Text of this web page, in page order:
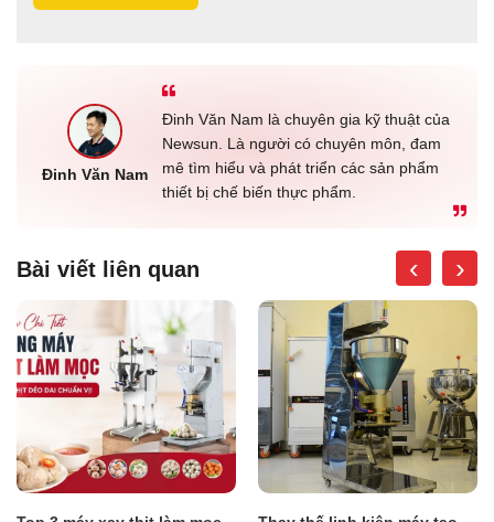
Đinh Văn Nam
Đinh Văn Nam là chuyên gia kỹ thuật của
Newsun. Là người có chuyên môn, đam
mê tìm hiểu và phát triển các sản phẩm
thiết bị chế biến thực phẩm.
Bài viết liên quan ‹ ›